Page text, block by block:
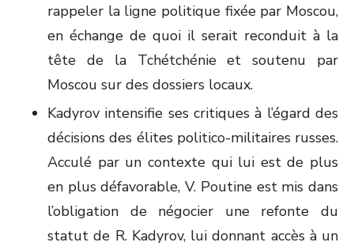
rappeler la ligne politique fixée par Moscou,
en échange de quoi il serait reconduit à la
tête de la Tchétchénie et soutenu par
Moscou sur des dossiers locaux.
Kadyrov intensifie ses critiques à l’égard des
décisions des élites politico-militaires russes.
Acculé par un contexte qui lui est de plus
en plus défavorable, V. Poutine est mis dans
l’obligation de négocier une refonte du
statut de R. Kadyrov, lui donnant accès à un